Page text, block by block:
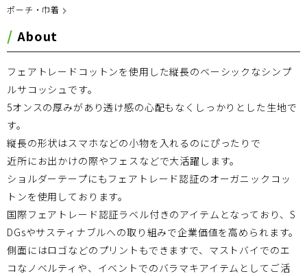
ポーチ・巾着
About
フェアトレードコットンを使用した縦長のベーシックなシンプ
ルサコッシュです。
5オンスの厚みがあり透け感の心配もなくしっかりとした生地で
す。
縦長の形状はスマホなどの小物を入れるのにぴったりで
近所にお出かけの際やフェスなどで大活躍します。
ショルダーテープにもフェアトレード認証のオーガニックコッ
トンを使用しております。
国際フェアトレード認証ラベル付きのアイテムとなっており、S
DGsやサスティナブルへの取り組みで企業価値を高められます。
側面にはロゴなどのプリントもできますで、マストバイでのエ
コなノベルティや、イベントでのバラマキアイテムとしてご活